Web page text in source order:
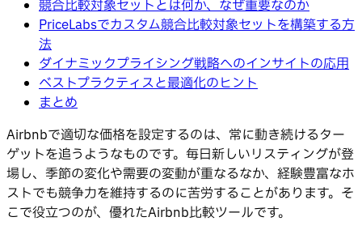
競合比較対象セットとは何か、なぜ重要なのか
PriceLabsでカスタム競合比較対象セットを構築する方
法
ダイナミックプライシング戦略へのインサイトの応用
ベストプラクティスと最適化のヒント
まとめ
Airbnbで適切な価格を設定するのは、常に動き続けるター
ゲットを追うようなものです。毎日新しいリスティングが登
場し、季節の変化や需要の変動が重なるなか、経験豊富なホ
ストでも競争力を維持するのに苦労することがあります。そ
こで役立つのが、優れたAirbnb比較ツールです。